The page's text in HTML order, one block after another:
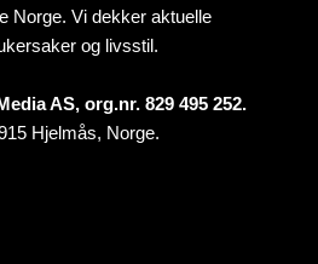
Norge. Vi dekker aktuelle
og livsstil.
AS, org.nr. 829 495 252.
Hjelmås, Norge.